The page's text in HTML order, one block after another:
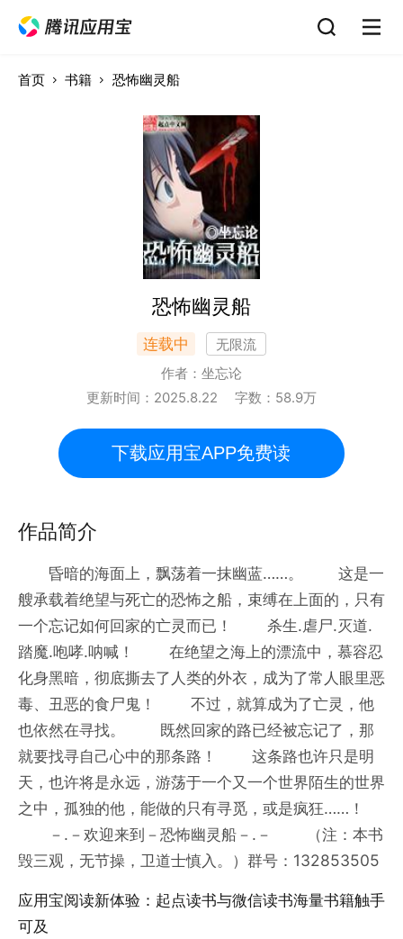
首页 书籍 恐怖幽灵船
恐怖幽灵船
连载中
无限流
作者： 坐忘论
更新时间： 2025.8.22 字数： 58.9万
下载应用宝APP免费读
作品简介
昏暗的海面上，飘荡着一抹幽蓝……。 这是一
艘承载着绝望与死亡的恐怖之船，束缚在上面的，只有
一个忘记如何回家的亡灵而已！ 杀生.虐尸.灭道.
踏魔.咆哮.呐喊！ 在绝望之海上的漂流中，慕容忍
化身黑暗，彻底撕去了人类的外衣，成为了常人眼里恶
毒、丑恶的食尸鬼！ 不过，就算成为了亡灵，他
也依然在寻找。 既然回家的路已经被忘记了，那
就要找寻自己心中的那条路！ 这条路也许只是明
天，也许将是永远，游荡于一个又一个世界陌生的世界
之中，孤独的他，能做的只有寻觅，或是疯狂……！
－.－欢迎来到－恐怖幽灵船－.－ （注：本书
毁三观，无节操，卫道士慎入。）群号：132853505
应用宝阅读新体验：起点读书与微信读书海量书籍触手
可及